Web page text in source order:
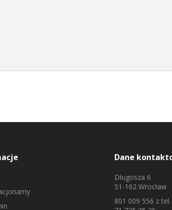
Dane
Długosza 6
51-162 Wrocław
801 009 556 z